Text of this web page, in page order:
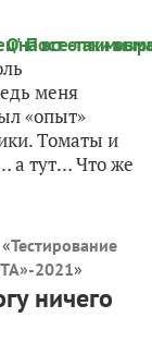
меня
«опыт»
Томаты и
а тут… Что же
Тестирование
2021»
ничего